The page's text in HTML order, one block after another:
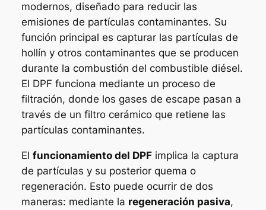
modernos, diseñado para reducir las
emisiones de partículas contaminantes. Su
función principal es capturar las partículas de
hollín y otros contaminantes que se producen
durante la combustión del combustible diésel.
El DPF funciona mediante un proceso de
filtración, donde los gases de escape pasan a
través de un filtro cerámico que retiene las
partículas contaminantes.
El funcionamiento del DPFimplica la captura
de partículas y su posterior quema o
regeneración. Esto puede ocurrir de dos
maneras: mediante la regeneración pasiva,